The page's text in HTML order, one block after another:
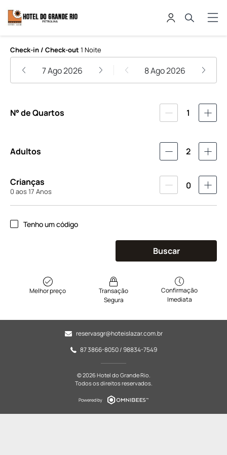
Hotel do Grande Rio
Check-in / Check-out 1 Noite
7 Ago 2026 8 Ago 2026
N° de Quartos 1
Adultos 2
Crianças
0 aos 17 Anos
0
Tenho um código
Buscar
Melhor preço
Transação
Segura
Confirmação
Imediata
reservasgr@hoteislazar.com.br
87 3866-8050 / 98834-7549
© 2026 Hotel do Grande Rio.
Todos os direitos reservados.
Powered by